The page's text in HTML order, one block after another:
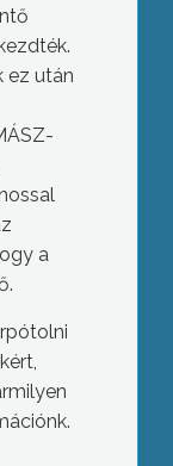
ez után
a